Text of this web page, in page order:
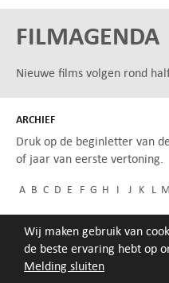
Melding sluiten
Wij maken gebruik van
de beste ervaring hebt op
FILMAGENDA
Nieuwe films volgen rond
ARCHIEF
Druk op de beginletter van
of jaar van eerste vertoning.
A B C D E F G H I J K L M